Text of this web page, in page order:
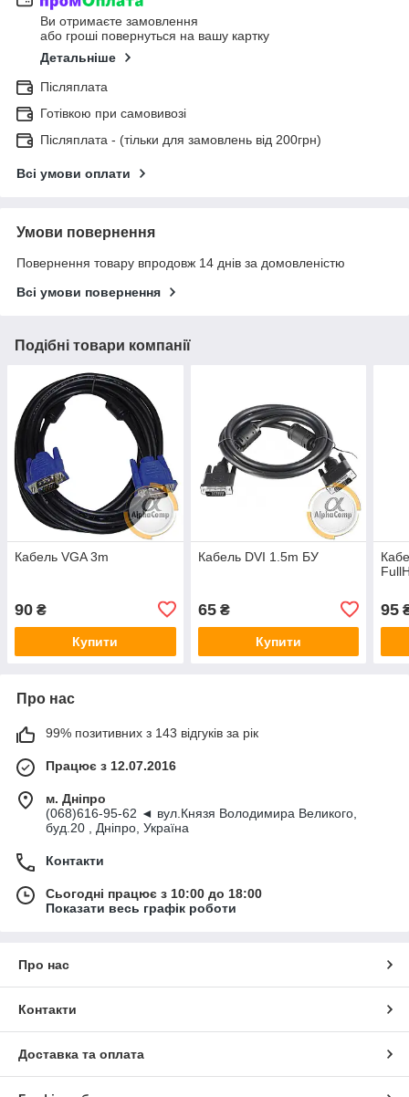
Ви отримаєте замовлення
або гроші повернуться на вашу картку
Детальніше
Післяплата
Готівкою при самовивозі
Післяплата - (тільки для замовлень від 200грн)
Всі умови оплати
Умови повернення
Повернення товару впродовж 14 днів за домовленістю
Всі умови повернення
Подібні товари компанії
Кабель VGA 3m
90 ₴
Купити
Кабель DVI 1.5m БУ
65₴
Купити
95
Про нас
99% позитивних з 143 відгуків за рік
Працює з 12.07.2016
м. Дніпро
(068)616-95-62 ◄ вул.Князя Володимира Великого,
буд.20 , Дніпро, Україна
Контакти
Сьогодні працює з 10:00 до 18:00
Показати весь графік роботи
Про нас
Контакти
Доставка та оплата